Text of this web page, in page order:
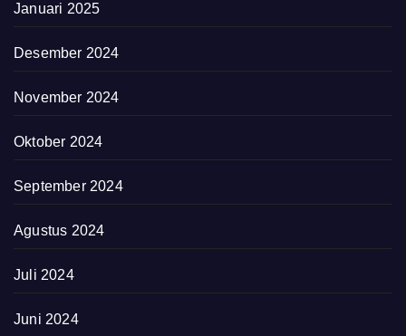
Januari 2025
Desember 2024
November 2024
Oktober 2024
September 2024
Agustus 2024
Juli 2024
Juni 2024